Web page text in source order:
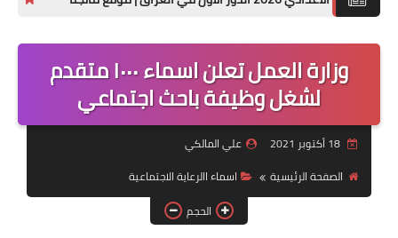
اخبار وزارة التربية والتعليم
اخبار وزارة العمل وهيئة
قسم التطبيقات
قطع الاراضي
وزارة العمل تعلن اسماء ١٠٠٠ متقدم
لشغل وظيفة باحث اجتماعي
18 أكتوبر 2021
علي المالكي
الصفحة الرئيسية
اسماء االرعاية الاجتماعية
الحجم